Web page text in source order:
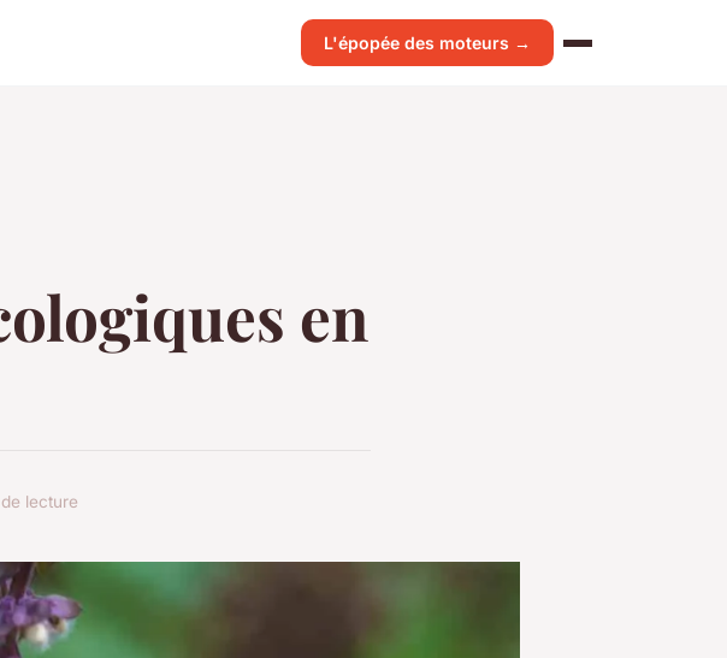
L'épopée des moteurs →
en
lecture